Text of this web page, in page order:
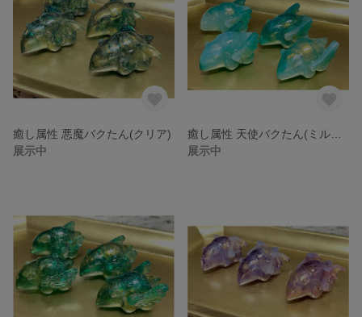
癒し属性 悪魔バクたん(クリア)
展示中
展示中